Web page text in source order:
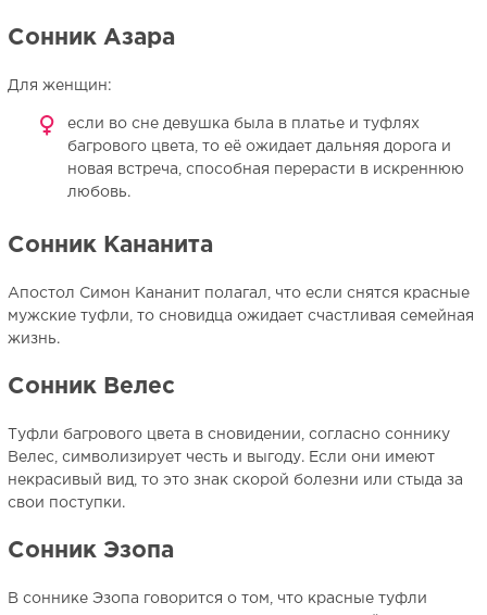
Сонник Азара
Для женщин:
если во сне девушка была в платье и туфлях
багрового цвета, то её ожидает дальняя дорога и
новая встреча, способная перерасти в искреннюю
любовь.
Сонник Кананита
Апостол Симон Кананит полагал, что если снятся красные
мужские туфли, то сновидца ожидает счастливая семейная
жизнь.
Сонник Велес
Туфли багрового цвета в сновидении, согласно соннику
Велес, символизирует честь и выгоду. Если они имеют
некрасивый вид, то это знак скорой болезни или стыда за
свои поступки.
Сонник Эзопа
В соннике Эзопа говорится о том, что красные туфли